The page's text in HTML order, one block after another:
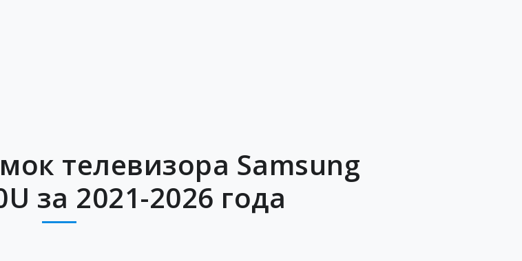
телевизора Samsung
за 2021-2026 года